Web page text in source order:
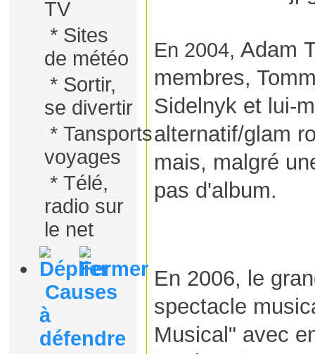
TV
* Sites
de météo
* Sortir,
se divertir
* Tansports
voyages
* Télé,
radio sur
le net
Causes
à
défendre
En 2004, Adam
membres,
Sidelnyk et lui-
alternatif/glam
mais, malgré
pas d'album.
En 2006, le
spectacle
Musical" avec